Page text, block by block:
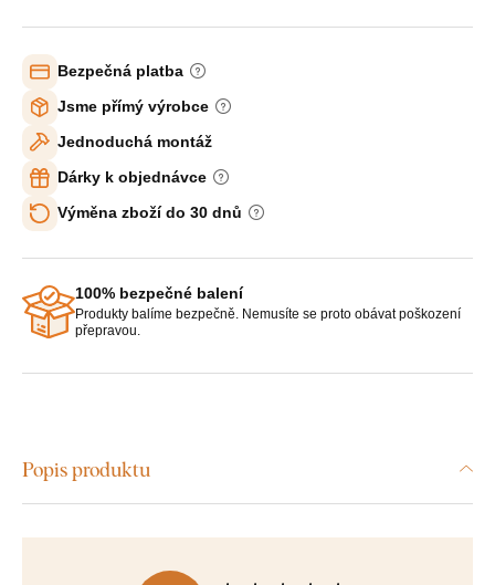
Bezpečná platba
Jsme přímý výrobce
Jednoduchá montáž
Dárky k objednávce
Výměna zboží do 30 dnů
100% bezpečné balení
Produkty balíme bezpečně. Nemusíte se proto obávat poškození
přepravou.
Popis produktu